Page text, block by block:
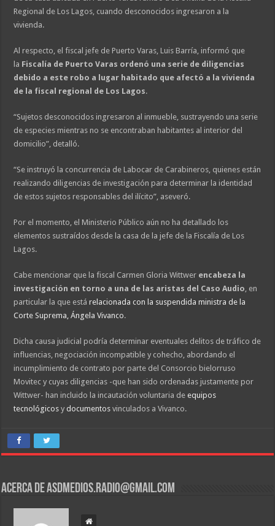
Regional de Los Lagos, cuando desconocidos ingresaron a la
vivienda.
Al respecto, el fiscal jefe de Puerto Varas, Luis Barría, informó que
la Fiscalía de Puerto Varas ordenó una serie de diligencias
debido a este robo a lugar habitado que afectó a la vivienda
de la fiscal regional de Los Lagos.
“Sujetos desconocidos ingresaron al inmueble, sustrayendo una serie
de especies mientras no se encontraban habitantes al interior del
domicilio”, detalló.
“Se instruyó la concurrencia de Labocar de Carabineros, quienes están
realizando diligencias de investigación para determinar la identidad
de estos sujetos responsables del ilícito”, aseveró.
Por el momento, el Ministerio Público aún no ha detallado los
elementos sustraídos desde la casa de la jefe de la Fiscalía de Los
Lagos.
Cabe mencionar que la fiscal Carmen Gloria Wittwer encabeza la
investigación en torno a una de las aristas del Caso Audio, en
particular la que estárelacionada con la suspendida ministra de la
Corte Suprema, Ángela Vivanco.
Dicha causa judicial podría determinar eventuales delitos de tráfico de
influencias, negociación incompatible y cohecho, abordando el
incumplimiento de contrato por parte del Consorcio bielorruso
Movitec y cuyas diligencias -que han sido ordenadas justamente por
Wittwer- han incluido la incautación voluntaria deequipos
tecnológicos ydocumentos vinculados a Vivanco.
Acerca de asdmedios.radio@gmail.com